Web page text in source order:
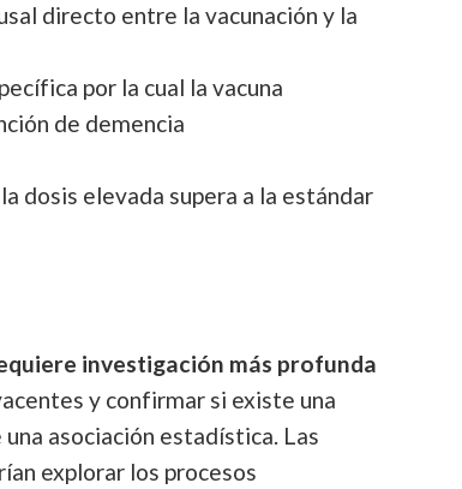
directo entre la vacunación y la
por la cual la vacuna
de demencia
dosis elevada supera a la estándar
investigación más profunda
y confirmar si existe una
asociación estadística. Las
explorar los procesos